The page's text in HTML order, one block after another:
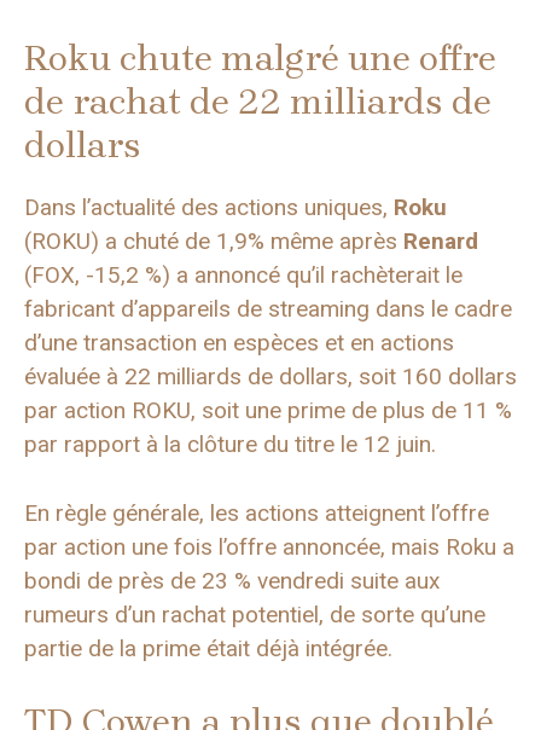
Roku chute malgré une offre
de rachat de 22 milliards de
dollars
Dans l’actualité des actions uniques, Roku
(ROKU) a chuté de 1,9% même après Renard
(FOX, -15,2 %) a annoncé qu’il rachèterait le
fabricant d’appareils de streaming dans le cadre
d’une transaction en espèces et en actions
évaluée à 22 milliards de dollars, soit 160 dollars
par action ROKU, soit une prime de plus de 11 %
par rapport à la clôture du titre le 12 juin.
En règle générale, les actions atteignent l’offre
par action une fois l’offre annoncée, mais Roku a
bondi de près de 23 % vendredi suite aux
rumeurs d’un rachat potentiel, de sorte qu’une
partie de la prime était déjà intégrée.